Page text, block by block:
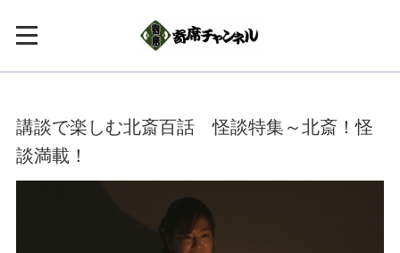
講談で楽しむ北斎百話 怪談特集～北斎！怪
談満載！